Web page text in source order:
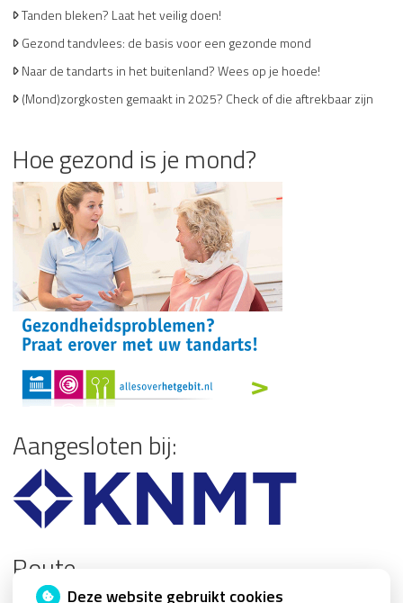
Tanden bleken? Laat het veilig doen!
Gezond tandvlees: de basis voor een gezonde mond
Naar de tandarts in het buitenland? Wees op je hoede!
(Mond)zorgkosten gemaakt in 2025? Check of die aftrekbaar zijn
Hoe gezond is je mond?
Aangesloten bij:
Route
Deze website gebruikt cookies